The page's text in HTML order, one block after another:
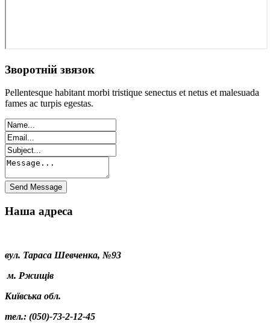
Зворотній звязок
Pellentesque habitant morbi tristique senectus et netus et malesuada
fames ac turpis egestas.
Наша адреса
вул. Тараса Шевченка, №93
м. Ржищів
Київська обл.
тел.: (050)-73-2-12-45